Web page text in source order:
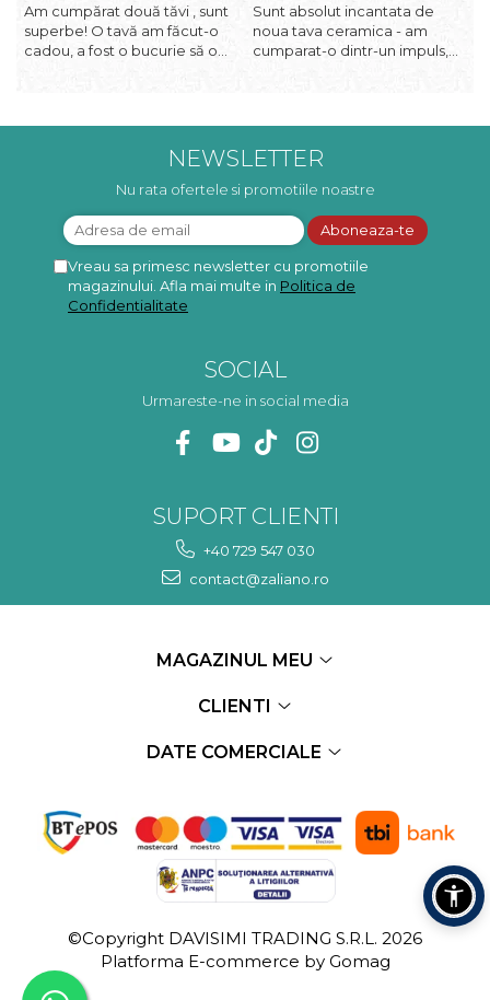
Am cumpărat două tăvi , sunt
superbe! O tavă am făcut-o
cadou, a fost o bucurie să o
folosim, are viață. Vă
Sunt absolut incantata de
noua tava ceramica - am
cumparat-o dintr-un impuls,
rugina dupa spalare. Aceasta
ma va scapa de aceasta
neplacere, in plus este tare
frumoasa, o ...
NEWSLETTER
Nu rata ofertele si promotiile noastre
Vreau sa primesc newsletter cu promotiile
magazinului. Afla mai multe in Politica de
Confidentialitate
SOCIAL
Urmareste-ne in social media
SUPORT CLIENTI
+40 729 547 030
contact@zaliano.ro
MAGAZINUL MEU
CLIENTI
DATE COMERCIALE
©Copyright DAVISIMI TRADING S.R.L. 2026
Platforma E-commerce by Gomag